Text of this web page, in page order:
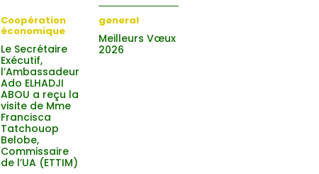
Coopération
économique
Le Secrétaire
Exécutif,
l’Ambassadeur
Ado ELHADJI
ABOU a reçu la
visite de Mme
Francisca
Tatchouop
Belobe,
Commissaire
de l’UA (ETTIM)
general
Meilleurs Vœux
2026